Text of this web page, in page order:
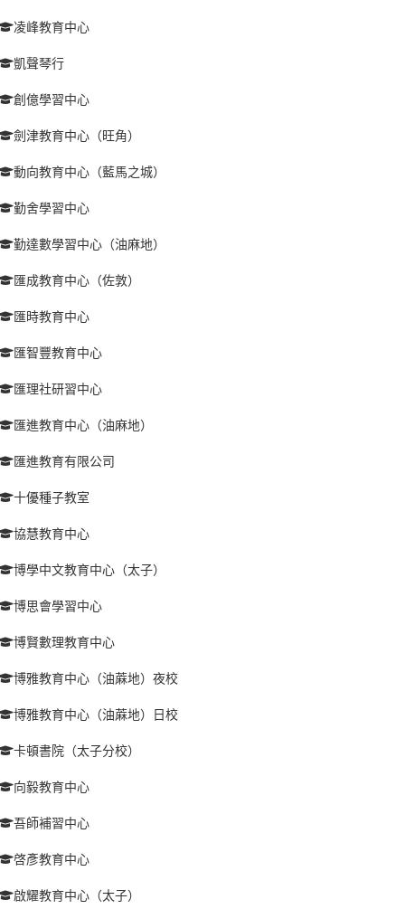
凌峰教育中心
凱聲琴行
創億學習中心
劍津教育中心（旺角）
動向教育中心（藍馬之城）
勤舍學習中心
勤達數學習中心（油麻地）
匯成教育中心（佐敦）
匯時教育中心
匯智豐教育中心
匯理社研習中心
匯進教育中心（油麻地）
匯進教育有限公司
十優種子教室
協慧教育中心
博學中文教育中心（太子）
博思會學習中心
博賢數理教育中心
博雅教育中心（油蔴地）夜校
博雅教育中心（油蔴地）日校
卡頓書院（太子分校）
向毅教育中心
吾師補習中心
啓彥教育中心
啟耀教育中心（太子）